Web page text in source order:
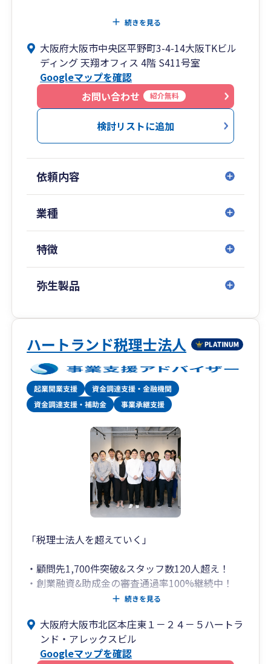
税務相談・税務業務は当然とし、
させていただき、会計資料の受け渡しやお客様の
事務作業の簡素化をし”時間”をサポート、
長期的な事業計画、短期的な資金・利益計画を一
緒に作成し、融資や節税・補助金等をご案内
し”キャッシュフロー”をサポートいたします。
ポート可能です。
リモート面談も実施しているため、全国のお客様
続きを見る
大阪府大阪市中央区平野町3-4-14大阪TKビル
ディング 天翔オフィス 4階 S411号室
Googleマップを確認
お問い合わせ
紹介無料
検討リストに追加
依頼内容
業種
特徴
弥生製品
ハートランド税理士法人
「税理士法人を超えていく」
・顧問先1,700件突破&スタッフ数120人超え！
・創業融資&助成金の審査通過率100%継続中！
（社会保険労務士法人併設）
無料！（登記は司法書士が行います）
・弥生会計の全サービス&ソフトに精通！（freee
も全体のわずか数%しかいない五つ星認定アドバ
続きを見る
大阪府大阪市北区本庄東１－２４－５ハートラ
ンド・アレックスビル
Googleマップを確認